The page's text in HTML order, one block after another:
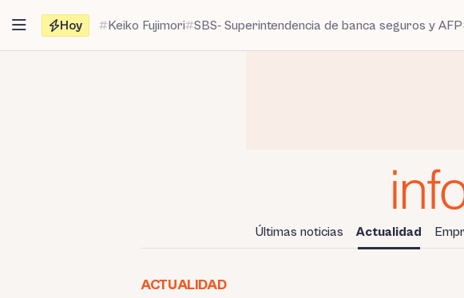
contenido
Hoy Keiko Fujimori SBS- Superintendencia de banca seguros y AFP
Últimas noticias Actualidad
ACTUALIDAD